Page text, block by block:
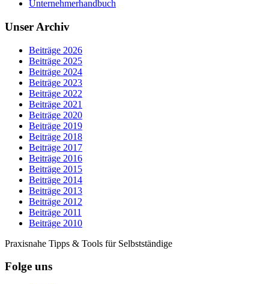
Unternehmerhandbuch
Unser Archiv
Beiträge 2026
Beiträge 2025
Beiträge 2024
Beiträge 2023
Beiträge 2022
Beiträge 2021
Beiträge 2020
Beiträge 2019
Beiträge 2018
Beiträge 2017
Beiträge 2016
Beiträge 2015
Beiträge 2014
Beiträge 2013
Beiträge 2012
Beiträge 2011
Beiträge 2010
Praxisnahe Tipps & Tools für Selbstständige
Folge uns